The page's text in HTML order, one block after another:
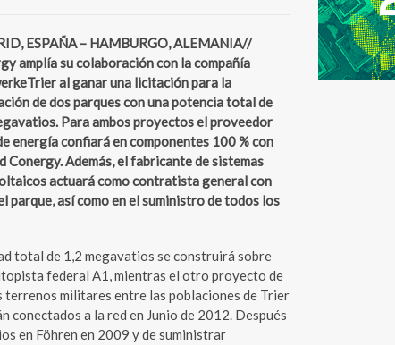
ESPAÑA – HAMBURGO, ALEMANIA//
amplía su colaboración con la compañía
al ganar una licitación para la
de dos parques con una potencia total de
Para ambos proyectos el proveedor
energía confiará en componentes 100 % con
Conergy. Además, el fabricante de sistemas
actuará como contratista general con
parque, así como en el suministro de todos los
total de 1,2 megavatios se construirá sobre
federal A1, mientras el otro proyecto de
militares entre las poblaciones de Trier
a la red en Junio de 2012. Después
en Föhren en 2009 y de suministrar